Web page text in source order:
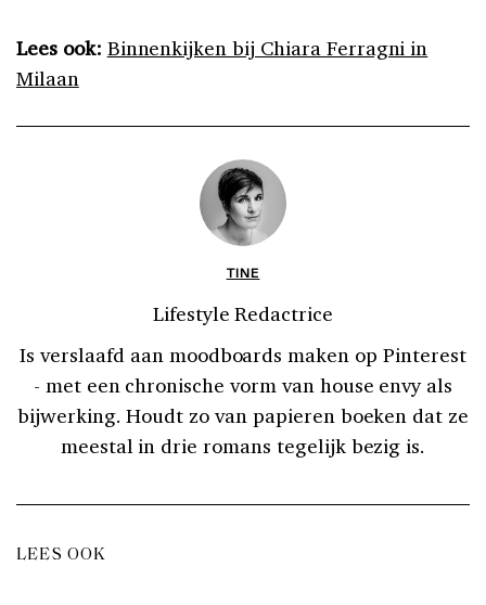
Lees ook: Binnenkijken bij Chiara Ferragni in
Milaan
TINE
Lifestyle Redactrice
Is verslaafd aan moodboards maken op Pinterest
- met een chronische vorm van house envy als
bijwerking. Houdt zo van papieren boeken dat ze
meestal in drie romans tegelijk bezig is.
LEES OOK